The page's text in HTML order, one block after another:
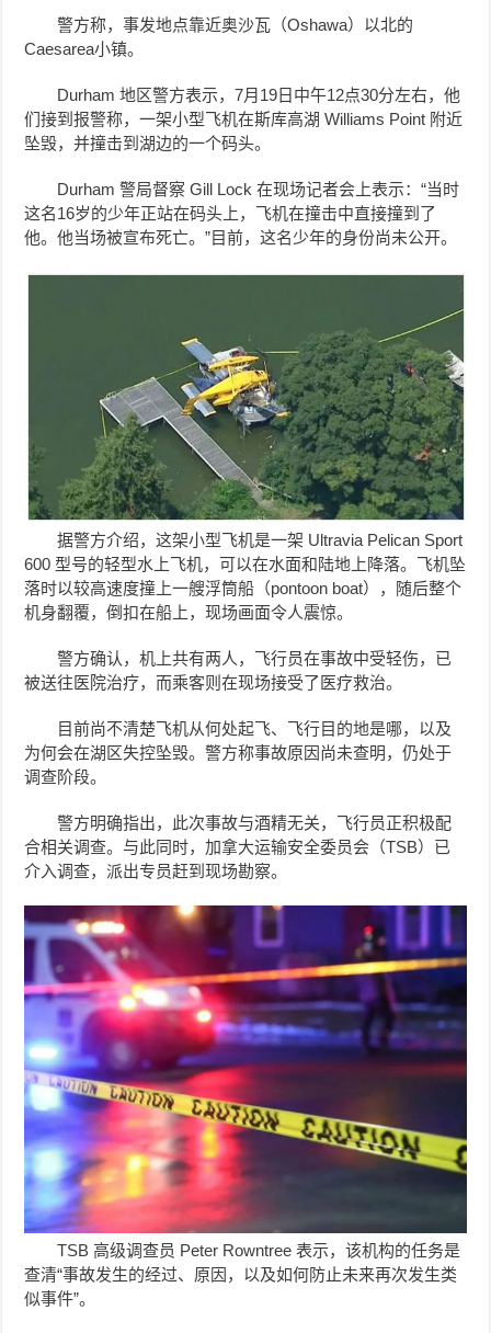
警方称，事发地点靠近奥沙瓦（Oshawa）以北的
Caesarea小镇。
Durham 地区警方表示，7月19日中午12点30分左右，他
们接到报警称，一架小型飞机在斯库高湖 Williams Point 附近
坠毁，并撞击到湖边的一个码头。
Durham 警局督察 Gill Lock 在现场记者会上表示：“当时
这名16岁的少年正站在码头上，飞机在撞击中直接撞到了
他。他当场被宣布死亡。”目前，这名少年的身份尚未公开。
据警方介绍，这架小型飞机是一架 Ultravia Pelican Sport
600 型号的轻型水上飞机，可以在水面和陆地上降落。飞机坠
落时以较高速度撞上一艘浮筒船（pontoon boat），随后整个
机身翻覆，倒扣在船上，现场画面令人震惊。
警方确认，机上共有两人，飞行员在事故中受轻伤，已
被送往医院治疗，而乘客则在现场接受了医疗救治。
目前尚不清楚飞机从何处起飞、飞行目的地是哪，以及
为何会在湖区失控坠毁。警方称事故原因尚未查明，仍处于
调查阶段。
警方明确指出，此次事故与酒精无关，飞行员正积极配
合相关调查。与此同时，加拿大运输安全委员会（TSB）已
介入调查，派出专员赶到现场勘察。
TSB 高级调查员 Peter Rowntree 表示，该机构的任务是
查清“事故发生的经过、原因，以及如何防止未来再次发生类
似事件”。